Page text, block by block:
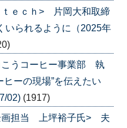
ｅｃｈ> 片岡大和取締
いられるように（2025年
うコーヒー事業部 執
ーの現場”を伝えたい
02) (1917)
担当 上坪裕子氏> 夫